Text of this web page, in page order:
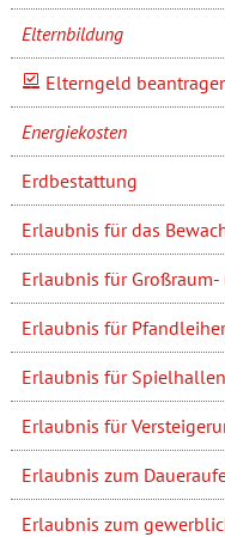
Elternbildung
Elterngeld
Energiekosten
Erdbestattung
Erlaubnis für das
Erlaubnis für
Erlaubnis für Pfandleiher
Erlaubnis für Spielhallen
Erlaubnis für
Erlaubnis zum
Erlaubnis zum